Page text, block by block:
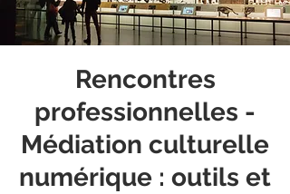
Rencontres
professionnelles -
Médiation culturelle
numérique : outils et